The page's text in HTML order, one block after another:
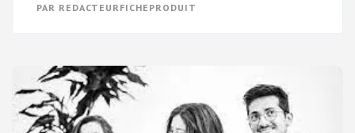
D’UNE
PAR REDACTEURFICHEPRODUIT